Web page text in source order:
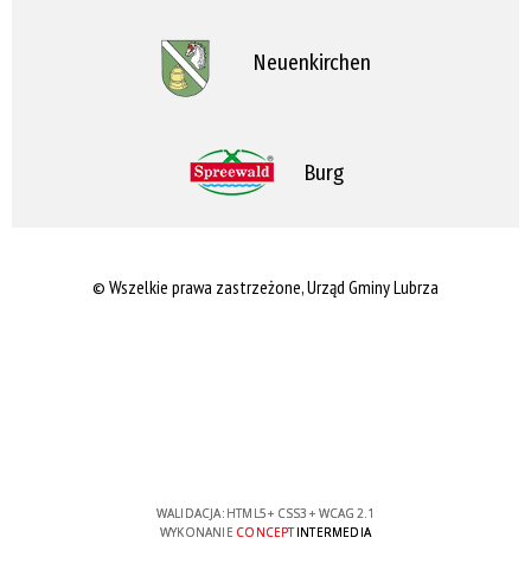
Neuenkirchen
Burg
© Wszelkie prawa zastrzeżone, Urząd Gminy Lubrza
WALIDACJA: HTML5+ CSS3 + WCAG 2.1
WYKONANIE CONCEPTINTERMEDIA